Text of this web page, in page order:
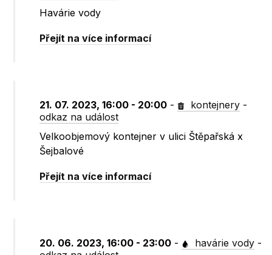
Havárie vody
Přejít na více informací
21. 07. 2023, 16:00 - 20:00 - kontejnery -
odkaz na událost
Velkoobjemový kontejner v ulici Štěpařská x
Šejbalové
Přejít na více informací
20. 06. 2023, 16:00 - 23:00 - havárie vody -